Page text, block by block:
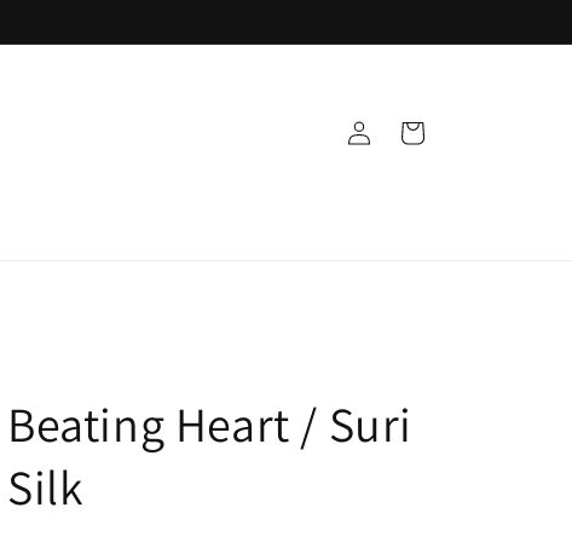
EinloggenWarenkorb
Beating Heart / Suri
Silk